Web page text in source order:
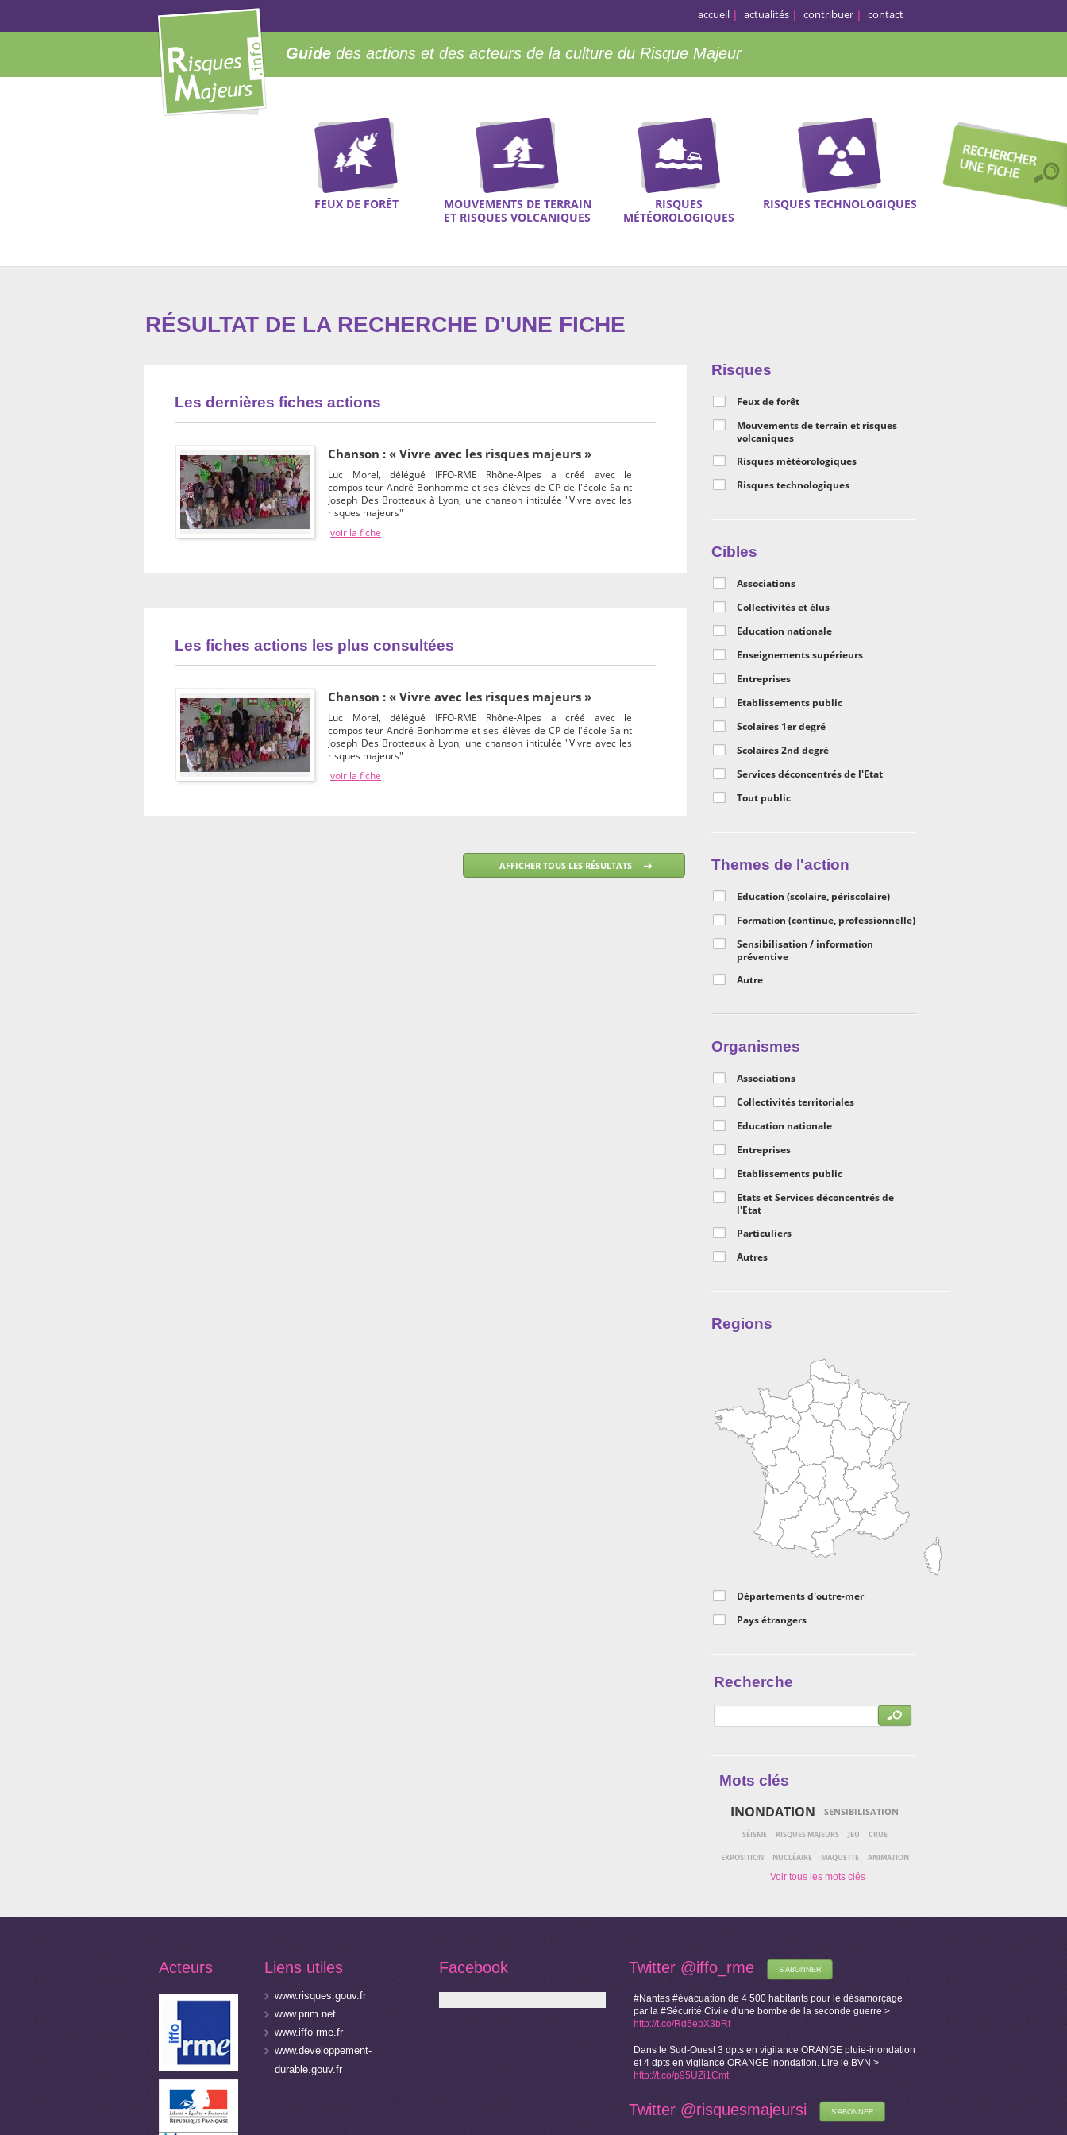
accueil actualités contribuer contact
Guide des actions et des acteurs de la culture du Risque Majeur
FEUX DE FORÊT
MOUVEMENTS DE TERRAIN
ET RISQUES VOLCANIQUES
RISQUES
MÉTÉOROLOGIQUES
RISQUES TECHNOLOGIQUES
RÉSULTAT DE LA RECHERCHE D'UNE FICHE
Les dernières fiches actions
Chanson : « Vivre avec les risques majeurs »
Luc Morel, délégué IFFO-RME Rhône-Alpes a créé avec le
compositeur André Bonhomme et ses élèves de CP de l'école Saint
Joseph Des Brotteaux à Lyon, une chanson intitulée "Vivre avec les
risques majeurs"
voir la fiche
Les fiches actions les plus consultées
Chanson : « Vivre avec les risques majeurs »
Luc Morel, délégué IFFO-RME Rhône-Alpes a créé avec le
compositeur André Bonhomme et ses élèves de CP de l'école Saint
Joseph Des Brotteaux à Lyon, une chanson intitulée "Vivre avec les
risques majeurs"
voir la fiche
Risques
Feux de forêt
Mouvements de terrain et risques
volcaniques
Risques météorologiques
Risques technologiques
Cibles
Associations
Collectivités et élus
Education nationale
Enseignements supérieurs
Entreprises
Etablissements public
Scolaires 1er degré
Scolaires 2nd degré
Services déconcentrés de l'Etat
Tout public
Themes de l'action
Education (scolaire, périscolaire)
Formation (continue, professionnelle)
Sensibilisation / information
préventive
Autre
Organismes
Associations
Collectivités territoriales
Education nationale
Entreprises
Etablissements public
Etats et Services déconcentrés de
l'Etat
Particuliers
Autres
Regions
Départements d'outre-mer
Pays étrangers
Recherche
Mots clés
INONDATION SENSIBILISATION
SÉISME RISQUES MAJEURS JEU CRUE
EXPOSITION NUCLÉAIRE MAQUETTE ANIMATION
Acteurs Liens utiles
www.risques.gouv.fr
www.prim.net
www.iffo-rme.fr
www.developpement-
durable.gouv.fr
Facebook Twitter @iffo_rme S'ABONNER
#Nantes #évacuation de 4 500 habitants pour le désamorçage
par la #Sécurité Civile d'une bombe de la seconde guerre >
http://t.co/Rd5epX3bRf
Dans le Sud-Ouest 3 dpts en vigilance ORANGE pluie-inondation
et 4 dpts en vigilance ORANGE inondation. Lire le BVN >
http://t.co/p95UZi1Cmt
Twitter @risquesmajeursi S'ABONNER